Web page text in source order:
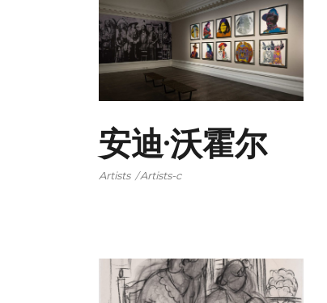
安迪·沃霍尔
Artists Artists-c